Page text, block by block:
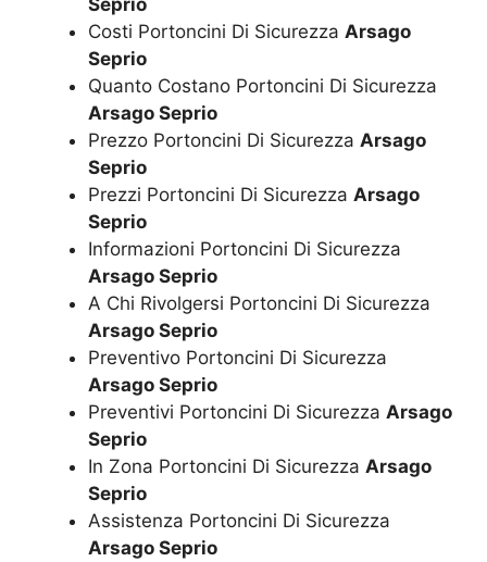
Costi Portoncini Di Sicurezza Arsago
Seprio
Quanto Costano Portoncini Di Sicurezza
Arsago Seprio
Prezzo Portoncini Di Sicurezza Arsago
Seprio
Prezzi Portoncini Di Sicurezza Arsago
Seprio
Informazioni Portoncini Di Sicurezza
Arsago Seprio
A Chi Rivolgersi Portoncini Di Sicurezza
Arsago Seprio
Preventivo Portoncini Di Sicurezza
Arsago Seprio
Preventivi Portoncini Di Sicurezza Arsago
Seprio
In Zona Portoncini Di Sicurezza Arsago
Seprio
Assistenza Portoncini Di Sicurezza
Arsago Seprio